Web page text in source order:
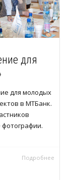
для
для молодых
в МТБанк.
Подробнее